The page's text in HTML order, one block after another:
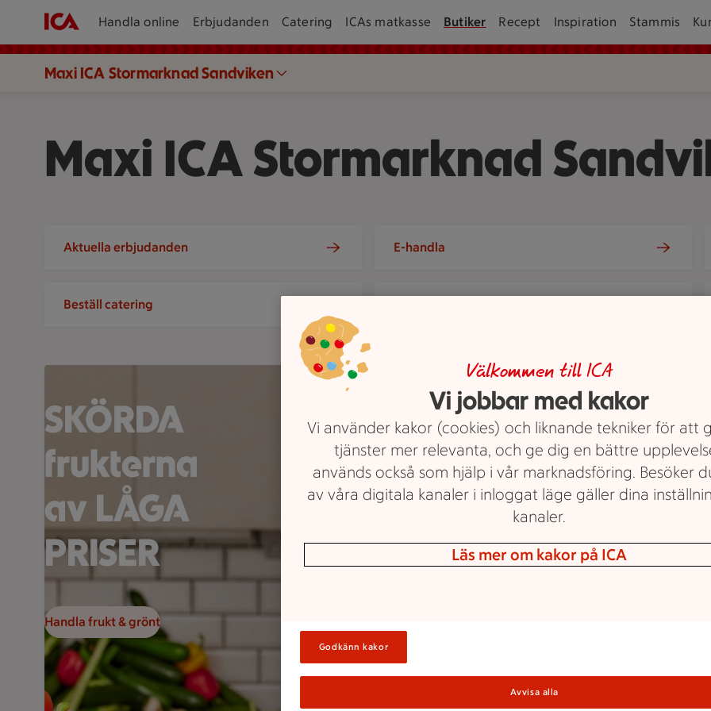
Handla online Erbjudanden Catering ICAs matkasse Butiker Recept Inspiration Stammis
Maxi ICA Stormarknad Sandviken
Maxi ICA Stormarknad
En person håller ett grönsaksspett framför en stor hög med grönsaker i ett kök.
SKÖRDA
frukterna
av LÅGA
PRISER
Handla frukt & grönt
Aktuella erbjudanden E-handla
Beställ catering
Välkommen till ICA
Vi jobbar med kakor
Vi använder kakor (cookies) och liknande tekniker för att
tjänster mer relevanta, och ge dig en bättre
används också som hjälp i vår marknadsföring. Besöker
av våra digitala kanaler i inloggat läge gäller dina
kanaler.
Läs mer om kakor på ICA
Godkänn kakor
Avvisa alla